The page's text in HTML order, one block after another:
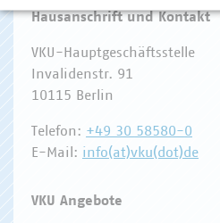
Hausanschrift und Kontakt
VKU-Hauptgeschäftsstelle
Invalidenstr. 91
10115 Berlin
Telefon: +49 30 58580-0
E-Mail: info(at)vku(dot)de
VKU Angebote